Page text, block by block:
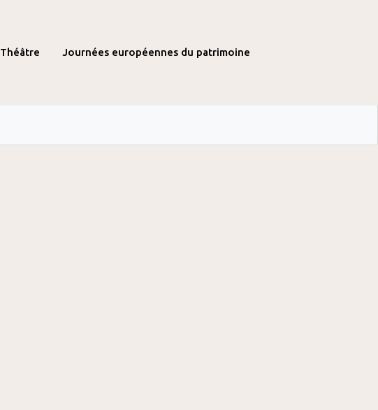
Théâtre Journées européennes du patrimoine